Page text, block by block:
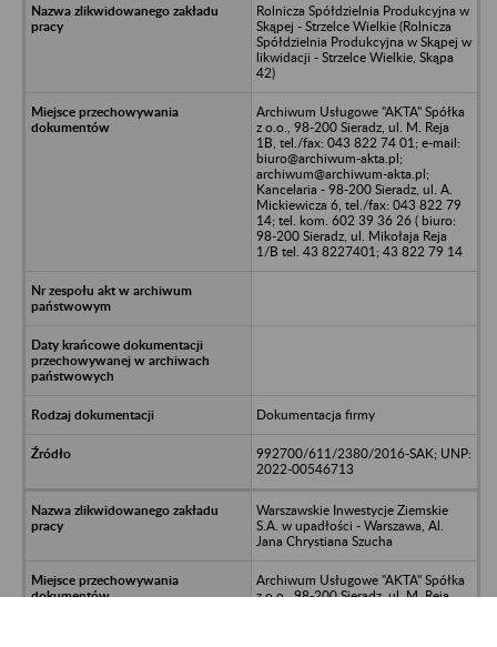
Rolnicza Spółdzielnia Produkcyjna w
Skąpej - Strzelce Wielkie (Rolnicza
Spółdzielnia Produkcyjna w Skąpej w
likwidacji - Strzelce Wielkie, Skąpa
42)
Archiwum Usługowe "AKTA" Spółka
z o.o., 98-200 Sieradz, ul. M. Reja
1B, tel./fax: 043 822 74 01; e-mail:
biuro@archiwum-akta.pl;
archiwum@archiwum-akta.pl;
Kancelaria - 98-200 Sieradz, ul. A.
Mickiewicza 6, tel./fax: 043 822 79
14; tel. kom. 602 39 36 26 ( biuro:
98-200 Sieradz, ul. Mikołaja Reja
1/B tel. 43 8227401; 43 822 79 14
Dokumentacja firmy
992700/611/2380/2016-SAK; UNP:
2022-00546713
Warszawskie Inwestycje Ziemskie
S.A. w upadłości - Warszawa, Al.
Jana Chrystiana Szucha
Archiwum Usługowe "AKTA" Spółka
z o.o., 98-200 Sieradz, ul. M. Reja